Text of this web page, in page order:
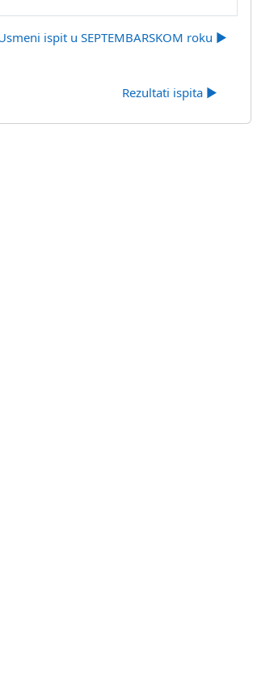
ispit u SEPTEMBARSKOM roku ▶︎
Rezultati ispita ▶︎